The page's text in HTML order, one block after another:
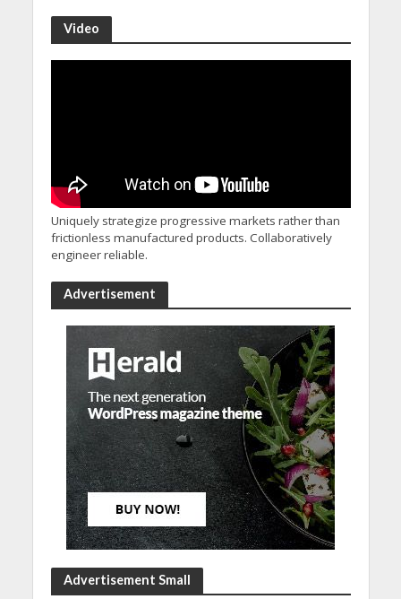
Video
Uniquely strategize progressive markets rather than
frictionless manufactured products. Collaboratively
engineer reliable.
Advertisement
Advertisement Small